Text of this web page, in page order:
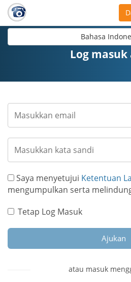
Bahasa
Log
Saya menyetujui Ketentuan
mengumpulkan serta
Tetap Log Masuk
Ajukan
atau masuk